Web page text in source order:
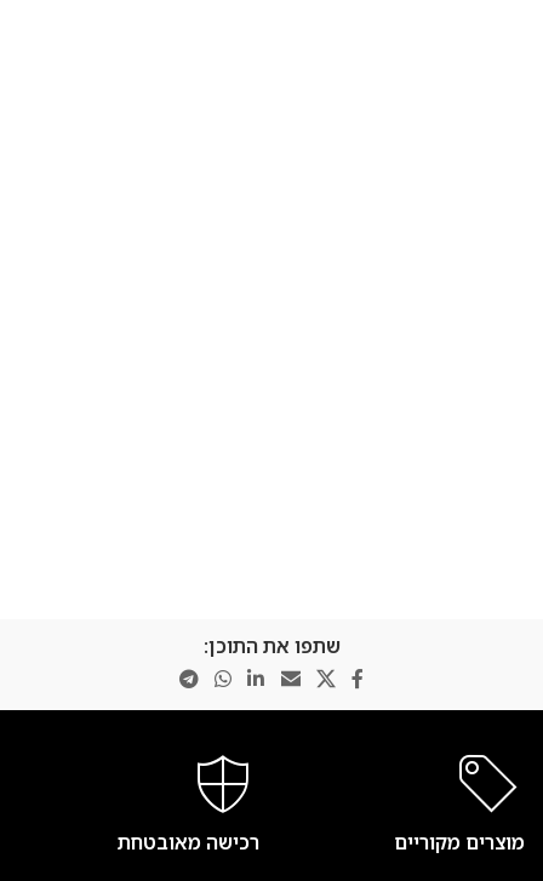
שתפו את התוכן:
מוצרים מקוריים רכישה מאובטחת